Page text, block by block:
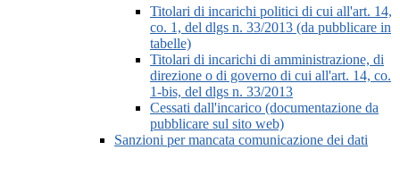
Titolari di incarichi politici di cui all'art. 14,
co. 1, del dlgs n. 33/2013 (da pubblicare in
tabelle)
Titolari di incarichi di amministrazione, di
direzione o di governo di cui all'art. 14, co.
1-bis, del dlgs n. 33/2013
Cessati dall'incarico (documentazione da
pubblicare sul sito web)
Sanzioni per mancata comunicazione dei dati